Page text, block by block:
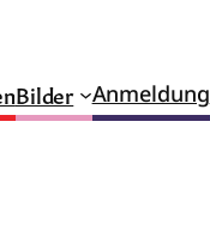
Bilder Anmeldung